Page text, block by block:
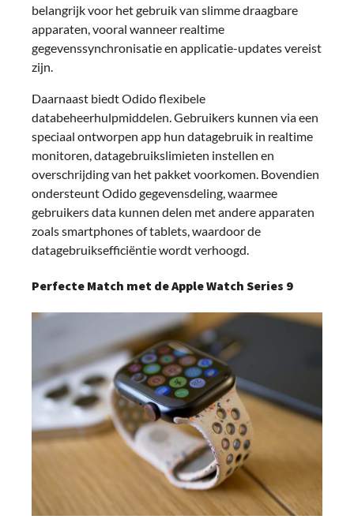
belangrijk voor het gebruik van slimme draagbare
apparaten, vooral wanneer realtime
gegevenssynchronisatie en applicatie-updates vereist
zijn.
Daarnaast biedt Odido flexibele
databeheerhulpmiddelen. Gebruikers kunnen via een
speciaal ontworpen app hun datagebruik in realtime
monitoren, datagebruikslimieten instellen en
overschrijding van het pakket voorkomen. Bovendien
ondersteunt Odido gegevensdeling, waarmee
gebruikers data kunnen delen met andere apparaten
zoals smartphones of tablets, waardoor de
datagebruiksefficiëntie wordt verhoogd.
Perfecte Match met de Apple Watch Series 9